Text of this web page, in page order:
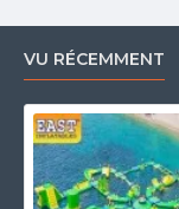
VU RÉCEMMENT